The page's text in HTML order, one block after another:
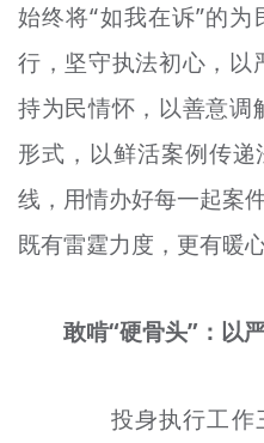
榜样人物
身边好人
文明评论
北京宣传文化引导基金
宣传思想文化人才
专题
始终将“如我在诉”的为
行，坚守执法初心，以
持为民情怀，以善意调
形式，以鲜活案例传
线，用情办好每一起案
既有雷霆力度，更有暖心
敢啃“硬骨头”：以
投身执行工作